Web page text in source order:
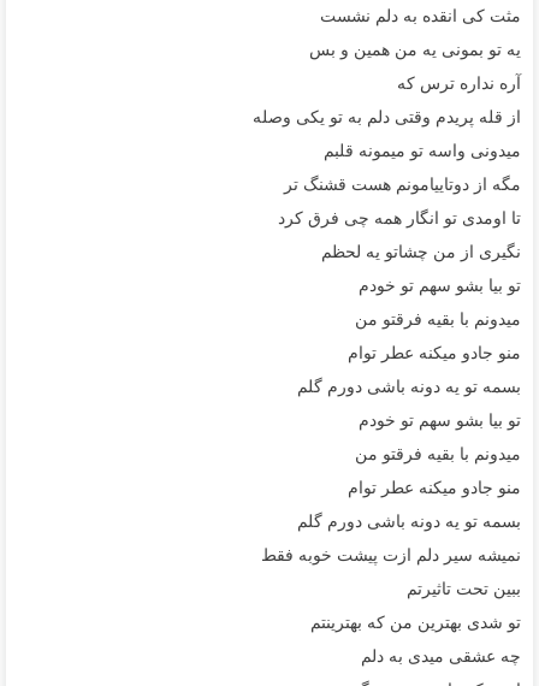
مثت کی انقده به دلم نشست
یه تو بمونی یه من همین و بس
آره نداره ترس که
از قله پریدم وقتی دلم به تو یکی وصله
میدونی واسه تو میمونه قلبم
مگه از دوتاییامونم هست قشنگ تر
تا اومدی تو انگار همه چی فرق کرد
نگیری از من چشاتو یه لحظم
تو بیا بشو سهم تو خودم
میدونم با بقیه فرقتو من
منو جادو میکنه عطر توام
بسمه تو یه دونه باشی دورم گلم
تو بیا بشو سهم تو خودم
میدونم با بقیه فرقتو من
منو جادو میکنه عطر توام
بسمه تو یه دونه باشی دورم گلم
نمیشه سیر دلم ازت پیشت خوبه فقط
ببین تحت تاثیرتم
تو شدی بهترین من که بهترینتم
چه عشقی میدی به دلم